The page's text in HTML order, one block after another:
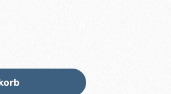
ein oder benutze